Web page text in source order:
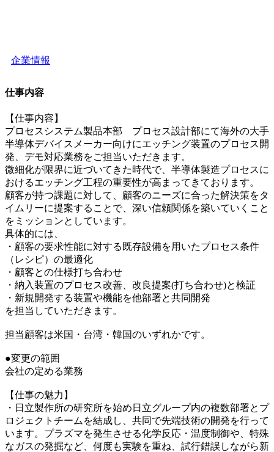
企業情報
仕事内容
【仕事内容】
プロセスシステム製品本部 プロセス設計部にて海外の大手
半導体デバイスメーカー向けにエッチング装置のプロセス開
発、デモ対応業務をご担当いただきます。
微細化が限界に近づいてきた時代で、半導体製造プロセスに
おけるエッチング工程の重要性が高まってきております。
顧客が持つ課題に対して、顧客のニーズに合った解決策をタ
イムリーに提案することで、深い信頼関係を築いていくこと
をミッションとしています。
具体的には、
・顧客の要求性能に対する既存設備を用いたプロセス条件
（レシピ）の最適化
・顧客との仕様打ち合わせ
・納入装置のプロセス改善、改良提案(打ち合わせ)と検証
・新規開発する装置や機能を他部署と共同開発
を担当していただきます。
担当顧客は米国・台湾・韓国のいずれかです。
●変更の範囲
会社の定める業務
【仕事の魅力】
・日立製作所の研究所を始め日立グループ内の複数部署とプ
ロジェクトチームを結成し、共同で先端技術の開発を行って
います。プラズマを発生させる化学反応・温度制御や、特殊
なガスの発掘など、何度も実験を重ね、試行錯誤しながら新